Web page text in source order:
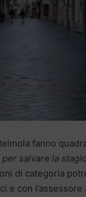
fanno
salvare la
di categoria
con l’assessore